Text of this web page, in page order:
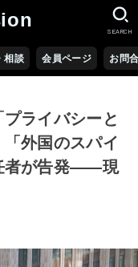
相談 会員ページ お問
SEARCH
ライバシーと
外国のスパイ
者が告発――現